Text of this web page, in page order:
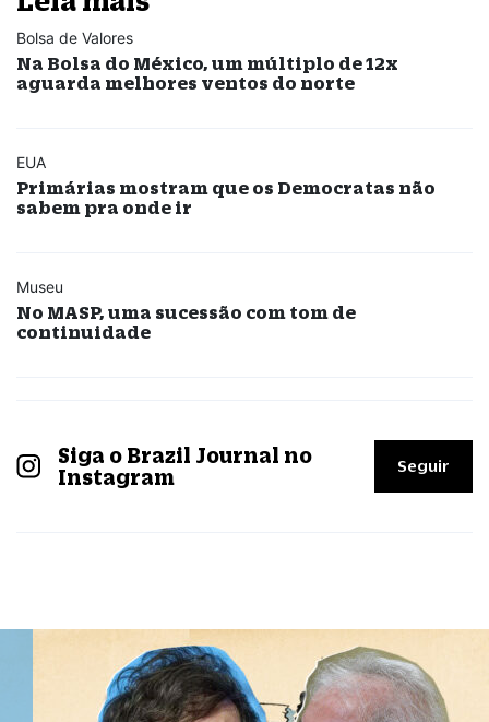
Bolsa de Valores
Na Bolsa do México, um múltiplo de 12x
aguarda melhores ventos do norte
EUA
Primárias mostram que os Democratas não
sabem pra onde ir
Museu
No MASP, uma sucessão com tom de
continuidade
Siga o Brazil Journal no
Instagram
Seguir